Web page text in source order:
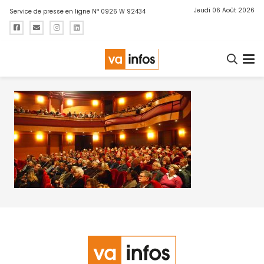
Service de presse en ligne N° 0926 W 92434 Jeudi 06 Août 2026